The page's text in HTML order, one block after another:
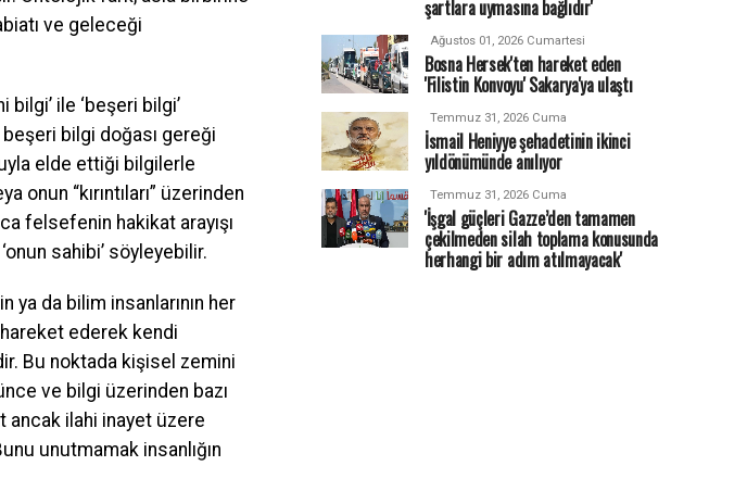
ve geleceği
bilgi’ ile ‘beşeri bilgi’
bilgi doğası gereği
elde ettiği bilgilerle
“kırıntıları” üzerinden
felsefenin hakikat arayışı
sahibi’ söyleyebilir.
da bilim insanlarının her
ederek kendi
Bu noktada kişisel zemini
ve bilgi üzerinden bazı
ancak ilahi inayet üzere
unutmamak insanlığın
şartlara uymasına bağlıdır'
Ağustos 01, 2026 Cumartesi
Bosna Hersek'ten hareket eden
'Filistin Konvoyu' Sakarya'ya ulaştı
Temmuz 31, 2026 Cuma
İsmail Heniyye şehadetinin ikinci
yıldönümünde anılıyor
Temmuz 31, 2026 Cuma
'İşgal güçleri Gazze’den tamamen
çekilmeden silah toplama konusunda
herhangi bir adım atılmayacak'